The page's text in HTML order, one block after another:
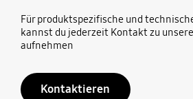
Für produktspezifische und
kannst du jederzeit Kontakt zu
aufnehmen
Kontaktieren